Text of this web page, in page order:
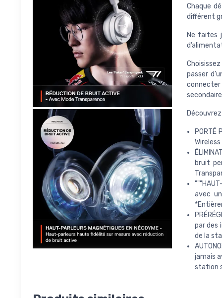
Chaque
différent
Ne faites
passer
PORTÉ
bruit
avec
par des
de la
jamais
station